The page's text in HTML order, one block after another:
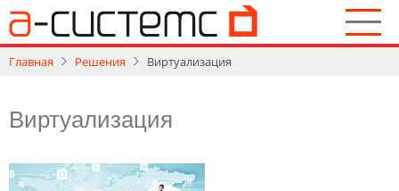
Перейти
основному
Главная Решения Виртуализация
Виртуализация